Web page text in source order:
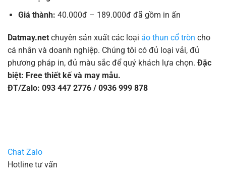
Giá thành: 40.000đ – 189.000đ đã gồm in ấn
Datmay.net chuyên sản xuất các loại áo thun cổ tròn cho
cá nhân và doanh nghiệp. Chúng tôi có đủ loại vải, đủ
phương pháp in, đủ màu sắc để quý khách lựa chọn. Đặc
biệt: Free thiết kế và may mẫu.
ĐT/Zalo: 093 447 2776 / 0936 999 878
Chat Zalo
Hotline tư vấn